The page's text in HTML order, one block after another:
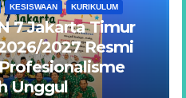
KESISWAAN KURIKULUM
7 Jakarta Timur
2027 Resmi
Unggul